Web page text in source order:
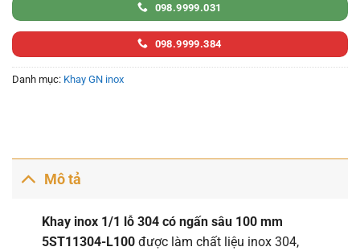
098.9999.031
098.9999.384
Danh mục: Khay GN inox
Mô tả
Khay inox 1/1 lỗ 304 có ngấn sâu 100 mm
5ST11304-L100được làm chất liệu inox 304,